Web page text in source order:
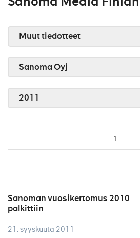
Muut tiedotteet
Sanoma Oyj
2011
1
Sanoman vuosikertomus 2010
palkittiin
21. syyskuuta 2011